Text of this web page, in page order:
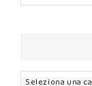
Categorie